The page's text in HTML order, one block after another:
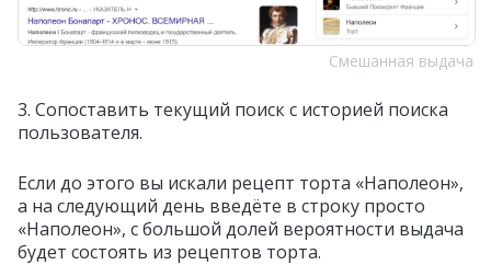
Смешанная выдача
3. Сопоставить текущий поиск с историей поиска
пользователя.
Если до этого вы искали рецепт торта «Наполеон»,
а на следующий день введёте в строку просто
«Наполеон», с большой долей вероятности выдача
будет состоять из рецептов торта.